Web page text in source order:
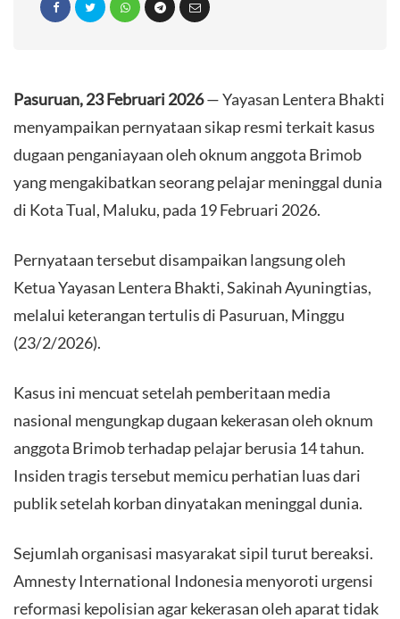
Pasuruan, 23 Februari 2026— Yayasan Lentera Bhakti
menyampaikan pernyataan sikap resmi terkait kasus
dugaan penganiayaan oleh oknum anggota Brimob
yang mengakibatkan seorang pelajar meninggal dunia
di Kota Tual, Maluku, pada 19 Februari 2026.
​Pernyataan tersebut disampaikan langsung oleh
Ketua Yayasan Lentera Bhakti, Sakinah Ayuningtias,
melalui keterangan tertulis di Pasuruan, Minggu
(23/2/2026).
​Kasus ini mencuat setelah pemberitaan media
nasional mengungkap dugaan kekerasan oleh oknum
anggota Brimob terhadap pelajar berusia 14 tahun.
Insiden tragis tersebut memicu perhatian luas dari
publik setelah korban dinyatakan meninggal dunia.
​Sejumlah organisasi masyarakat sipil turut bereaksi.
Amnesty International Indonesia menyoroti urgensi
reformasi kepolisian agar kekerasan oleh aparat tidak